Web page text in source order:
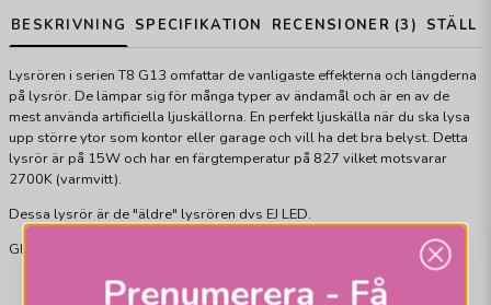
BESKRIVNING SPECIFIKATION RECENSIONER (3) STÄLL
Lysrören i serien T8 G13 omfattar de vanligaste effekterna och längderna
på lysrör. De lämpar sig för många typer av ändamål och är en av de
mest använda artificiella ljuskällorna. En perfekt ljuskälla när du ska lysa
upp större ytor som kontor eller garage och vill ha det bra belyst. Detta
lysrör är på 15W och har en färgtemperatur på 827 vilket motsvarar
2700K (varmvitt).
Dessa lysrör är de "äldre" lysrören dvs EJ LED.
Glöm ej att även byta glimtändare när du byter till nya lysrör
Prenumerera - Få